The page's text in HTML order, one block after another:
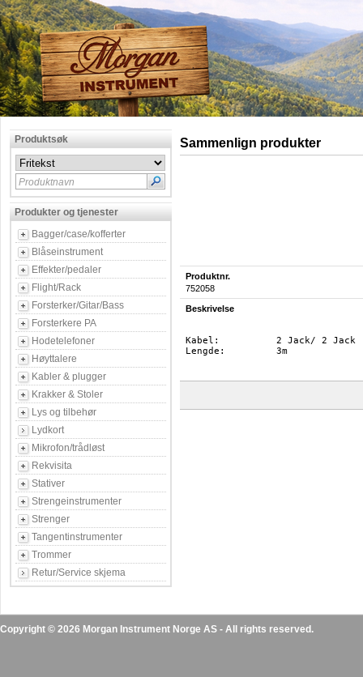
Produktsøk
Produktnavn
Produkter og tjenester
Bagger/case/kofferter
Blåseinstrument
Effekter/pedaler
Flight/Rack
Forsterker/Gitar/Bass
Forsterkere PA
Hodetelefoner
Høyttalere
Kabler & plugger
Krakker & Stoler
Lys og tilbehør
Lydkort
Mikrofon/trådløst
Rekvisita
Stativer
Strengeinstrumenter
Strenger
Tangentinstrumenter
Trommer
Retur/Service skjema
Sammenlign produkter
Produktnr.
752058
Beskrivelse
Kabel:		2 Jack/ 2 Jack
Lengde:		3m
Copyright © 2026 Morgan Instrument Norge AS - All rights reserved.